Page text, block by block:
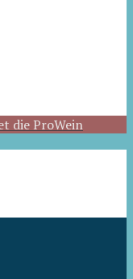
die ProWein